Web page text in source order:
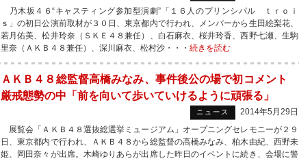
乃木坂４６“キャスティング参加型演劇”「１６人のプリンシパル ｔｒｏｉ
ｓ」の初日公演前取材が３０日、東京都内で行われ、メンバーから生田絵梨花、
若月佑美、松井玲奈（ＳＫＥ４８兼任）、白石麻衣、桜井玲香、西野七瀬、生駒
里奈（ＡＫＢ４８兼任）、深川麻衣、松村沙・・・ 続きを読む
ＡＫＢ４８総監督高橋みなみ、事件後公の場で初コメント
厳戒態勢の中「前を向いて歩いていけるように頑張る」
ニュース
2014年5月29日
展覧会「ＡＫＢ４８選抜総選挙ミュージアム」オープニングセレモニーが２９
日、東京都内で行われ、ＡＫＢ４８から総監督の高橋みなみ、柏木由紀、西野未
姫、岡田奈々が出席。木崎ゆりあらが出席した昨日のイベントに続き、会場に警